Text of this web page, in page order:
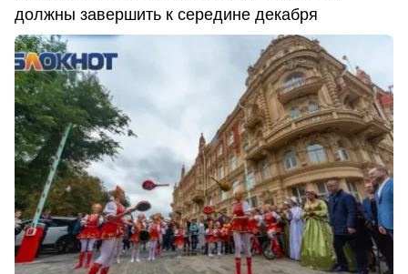
должны завершить к середине декабря